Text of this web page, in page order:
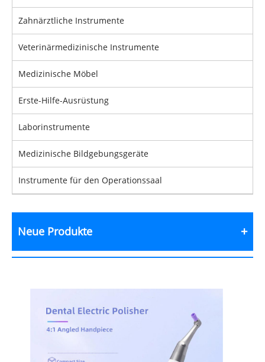
Zahnärztliche Instrumente
Veterinärmedizinische Instrumente
Medizinische Möbel
Erste-Hilfe-Ausrüstung
Laborinstrumente
Medizinische Bildgebungsgeräte
Instrumente für den Operationssaal
Neue Produkte